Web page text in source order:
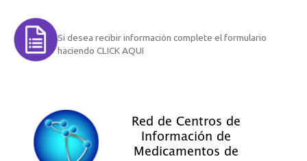
Si desea recibir información complete el formulario
haciendo CLICK AQUI